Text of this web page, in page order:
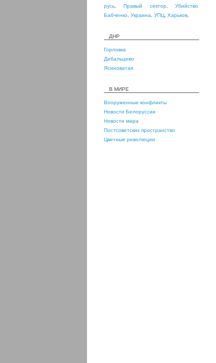
русь ,Правый сектор,Убийство
Бабченко Украина УПЦ Харьков
ДНР
Горловка
Дебальцево
Ясиноватая
В МИРЕ
Вооруженные конфликты
Новости Белоруссии
Новости мира
Постсоветских пространство
Цветные революции